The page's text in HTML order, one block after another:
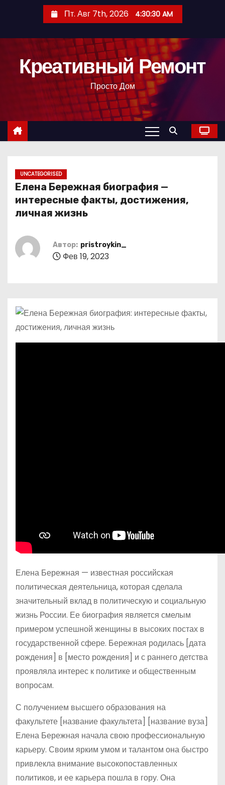
с
Пт. Авг 7th, 2026 4:30:31 AM
Креативный Ремонт
Просто Дом
UNCATEGORISED
Елена Бережная биография —
интересные факты, достижения,
личная жизнь
Автор: pristroykin_
Фев 19, 2023
Елена Бережная — известная российская
политическая деятельница, которая сделала
значительный вклад в политическую и социальную
жизнь России. Ее биография является смелым
примером успешной женщины в высоких постах в
государственной сфере. Бережная родилась [дата
рождения] в [место рождения] и с раннего детства
проявляла интерес к политике и общественным
вопросам.
С получением высшего образования на
факультете [название факультета] [название вуза]
Елена Бережная начала свою профессиональную
карьеру. Своим ярким умом и талантом она быстро
привлекла внимание высокопоставленных
политиков, и ее карьера пошла в гору. Она